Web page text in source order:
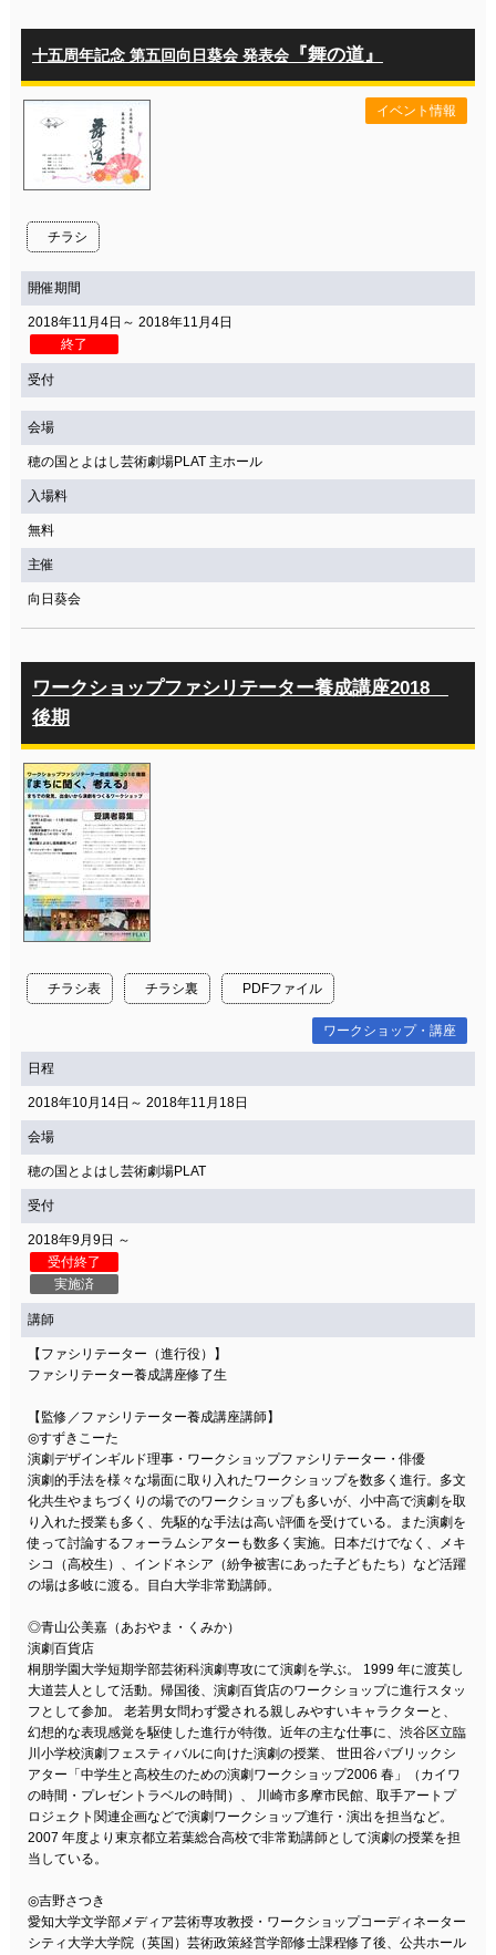
十五周年記念 第五回向日葵会 発表会『舞の道』
チラシ
イベント情報
開催期間
2018年11月4日～ 2018年11月4日
終了
受付
会場
穂の国とよはし芸術劇場PLAT 主ホール
入場料
無料
主催
向日葵会
ワークショップファシリテーター養成講座2018
後期
チラシ表 チラシ裏 PDFファイル
ワークショップ・講座
日程
2018年10月14日～ 2018年11月18日
会場
穂の国とよはし芸術劇場PLAT
受付
2018年9月9日 ～
受付終了
実施済
講師
【ファシリテーター（進行役）】
ファシリテーター養成講座修了生
【監修／ファシリテーター養成講座講師】
◎すずきこーた
演劇デザインギルド理事・ワークショップファシリテーター・俳優
演劇的手法を様々な場面に取り入れたワークショップを数多く進行。多文
化共生やまちづくりの場でのワークショップも多いが、小中高で演劇を取
り入れた授業も多く、先駆的な手法は高い評価を受けている。また演劇を
使って討論するフォーラムシアターも数多く実施。日本だけでなく、メキ
シコ（高校生）、インドネシア（紛争被害にあった子どもたち）など活躍
の場は多岐に渡る。目白大学非常勤講師。
◎青山公美嘉（あおやま・くみか）
演劇百貨店
桐朋学園大学短期学部芸術科演劇専攻にて演劇を学ぶ。 1999 年に渡英し
大道芸人として活動。帰国後、演劇百貨店のワークショップに進行スタッ
フとして参加。 老若男女問わず愛される親しみやすいキャラクターと、
幻想的な表現感覚を駆使した進行が特徴。近年の主な仕事に、渋谷区立臨
川小学校演劇フェスティバルに向けた演劇の授業、 世田谷パブリックシ
アター「中学生と高校生のための演劇ワークショップ2006 春」（カイワ
の時間・プレゼントラベルの時間）、 川崎市多摩市民館、取手アートプ
ロジェクト関連企画などで演劇ワークショップ進行・演出を担当など。
2007 年度より東京都立若葉総合高校で非常勤講師として演劇の授業を担
当している。
◎吉野さつき
愛知大学文学部メディア芸術専攻教授・ワークショップコーディネーター
シティ大学大学院（英国）芸術政策経営学部修士課程修了後、公共ホール